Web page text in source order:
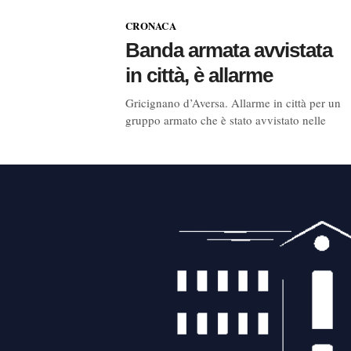
CRONACA
Banda armata avvistata
in città, è allarme
Gricignano d’Aversa. Allarme in città per un
gruppo armato che è stato avvistato nelle